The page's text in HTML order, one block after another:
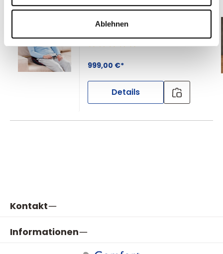
Ablehnen
braintronics®-
Durchschnittliche Bewertung von
999,00 €*
Details
Kontakt
Informationen